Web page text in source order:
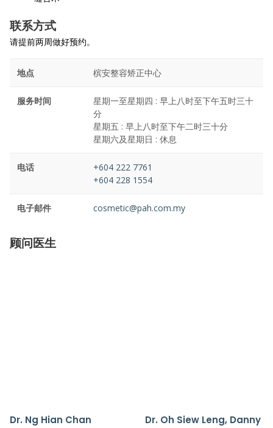
联系方式
请提前两周做好预约。
地点 槟安整容矫正中心
服务时间
星期一至星期四 : 早上八时至下午五时三十
分
星期五 : 早上八时至下午二时三十分
星期六及星期日 : 休息
电话
+604 222 7761
+604 228 1554
电子邮件 cosmetic@pah.com.my
顾问医生
Dr. Ng Hian Chan Dr. Oh Siew Leng, Danny